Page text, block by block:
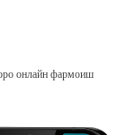
онлайн фармоиш